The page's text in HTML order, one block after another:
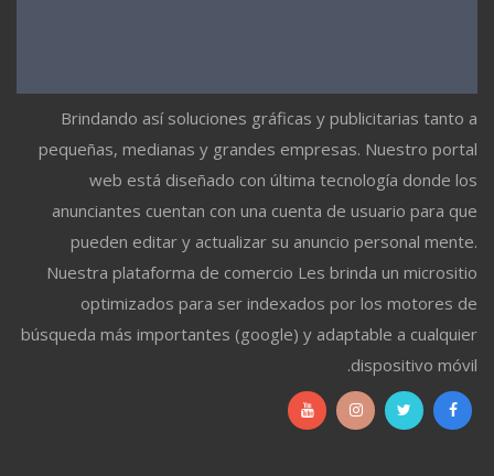
Brindando así soluciones gráficas y publicitarias tanto a
pequeñas, medianas y grandes empresas. Nuestro portal
web está diseñado con última tecnología donde los
anunciantes cuentan con una cuenta de usuario para que
pueden editar y actualizar su anuncio personal mente.
Nuestra plataforma de comercio Les brinda un micrositio
optimizados para ser indexados por los motores de
búsqueda más importantes (google) y adaptable a cualquier
dispositivo móvil.